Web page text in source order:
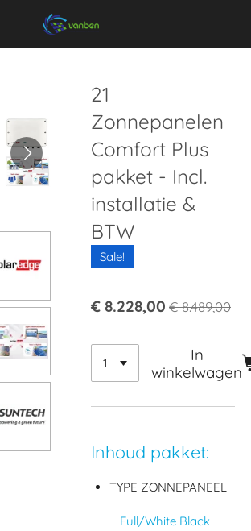
21
Zonnepanelen
Comfort Plus
pakket - Incl.
installatie &
BTW
Sale!
€ 8.228,00 € 8.489,00
In
winkelwagen
Inhoud pakket:
TYPE ZONNEPANEEL
Full/White Black